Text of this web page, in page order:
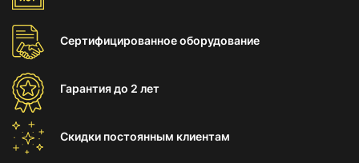
Сертифицированноеоборудование
Гарантиядо 2 лет
Скидки постоянным клиентам